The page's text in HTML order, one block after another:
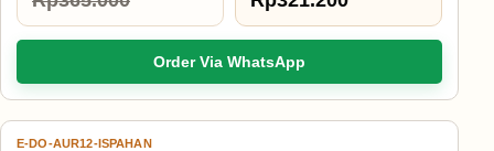
Order Via WhatsApp
E-DO-AUR12-ISPAHAN